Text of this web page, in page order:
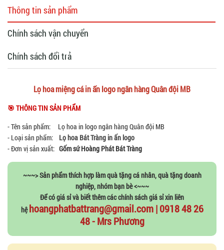
Thông tin sản phẩm
Chính sách vận chuyển
Chính sách đổi trả
Lọ hoa miệng cá in ấn logo ngân hàng Quân đội MB
🎯 THÔNG TIN SẢN PHẨM
- Tên sản phẩm: Lọ hoa in logo ngân hàng Quân đội MB
- Loại sản phẩm:
Lọ hoa Bát Tràng in ấn logo
- Đơn vị sản xuất: Gốm sứ Hoàng Phát Bát Tràng
~~~> Sản phẩm thích hợp làm quà tặng cá nhân, quà tặng doanh
nghiệp, nhóm bạn bè <~~~
Để có giá sỉ và biết thêm các chính sách giá sỉ xin liên
hệ hoangphatbattrang@gmail.com | 0918 48 26
48 - Mrs Phương